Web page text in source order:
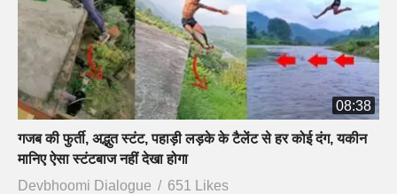
08:38
गजब की फुर्ती, अद्भुत स्टंट, पहाड़ी लड़के के टैलेंट से हर कोई दंग, यकीन
मानिए ऐसा स्टंटबाज नहीं देखा होगा
Devbhoomi Dialogue
651 Likes